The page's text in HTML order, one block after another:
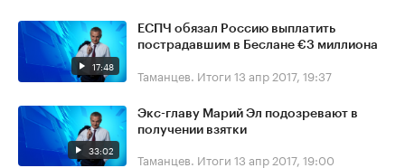
17:48
ЕСПЧ обязал Россию выплатить
пострадавшим в Беслане €3 миллиона
Таманцев. Итоги 13 апр 2017, 19:37
33:02
Экс-главу Марий Эл подозревают в
получении взятки
Таманцев. Итоги 13 апр 2017, 19:00